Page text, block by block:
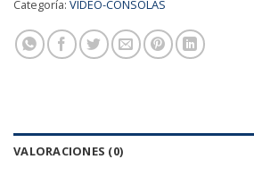
Categoría: VIDEO-CONSOLAS
VALORACIONES (0)